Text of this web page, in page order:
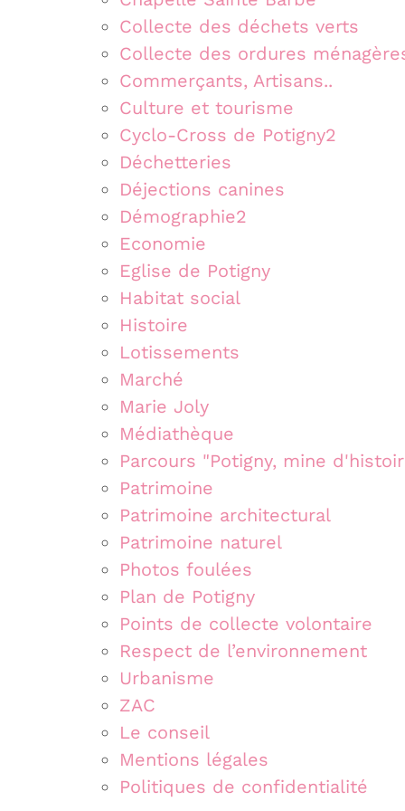
Collecte des déchets verts
Collecte des ordures
Commerçants, Artisans..
Culture et tourisme
Cyclo-Cross de Potigny2
Déchetteries
Déjections canines
Démographie2
Economie
Eglise de Potigny
Habitat social
Histoire
Lotissements
Marché
Marie Joly
Médiathèque
Parcours "Potigny, mine
Patrimoine
Patrimoine architectural
Patrimoine naturel
Photos foulées
Plan de Potigny
Points de collecte volontaire
Respect de l’environnement
Urbanisme
ZAC
Le conseil
Mentions légales
Politiques de confidentialité